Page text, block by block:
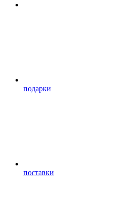
подарки
поставки